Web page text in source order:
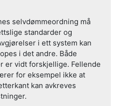
selvdømmeordning må
standarder og
i ett system kan
i det andre. Både
er vidt forskjellige. Fellende
for eksempel ikke at
kan avkreves